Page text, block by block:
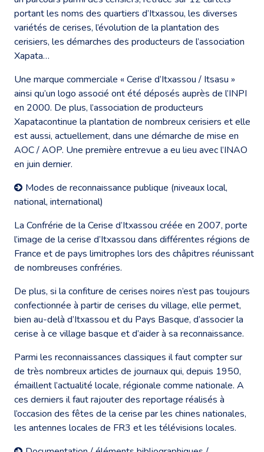
portant les noms des quartiers d’Itxassou, les diverses
variétés de cerises, l’évolution de la plantation des
cerisiers, les démarches des producteurs de l’association
Xapata…
Une marque commerciale « Cerise d’Itxassou / Itsasu »
ainsi qu’un logo associé ont été déposés auprès de l’INPI
en 2000. De plus, l’association de producteurs
Xapatacontinue la plantation de nombreux cerisiers et elle
est aussi, actuellement, dans une démarche de mise en
AOC / AOP. Une première entrevue a eu lieu avec l’INAO
en juin dernier.
Modes de reconnaissance publique (niveaux local,
national, international)
La Confrérie de la Cerise d’Itxassou créée en 2007, porte
l’image de la cerise d’Itxassou dans différentes régions de
France et de pays limitrophes lors des châpitres réunissant
de nombreuses confréries.
De plus, si la confiture de cerises noires n’est pas toujours
confectionnée à partir de cerises du village, elle permet,
bien au-delà d’Itxassou et du Pays Basque, d’associer la
cerise à ce village basque et d’aider à sa reconnaissance.
Parmi les reconnaissances classiques il faut compter sur
de très nombreux articles de journaux qui, depuis 1950,
émaillent l’actualité locale, régionale comme nationale. A
ces derniers il faut rajouter des reportage réalisés à
l’occasion des fêtes de la cerise par les chines nationales,
les antennes locales de FR3 et les télévisions locales.